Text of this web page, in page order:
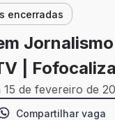
encerradas
|
15 de fevereiro de
Compartilhar vaga